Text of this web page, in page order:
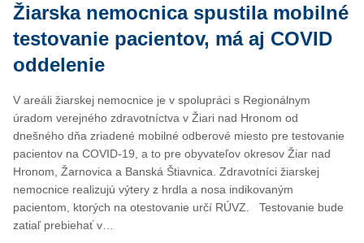
Žiarska nemocnica spustila mobilné
testovanie pacientov, má aj COVID
oddelenie
V areáli žiarskej nemocnice je v spolupráci s Regionálnym
úradom verejného zdravotníctva v Žiari nad Hronom od
dnešného dňa zriadené mobilné odberové miesto pre testovanie
pacientov na COVID-19, a to pre obyvateľov okresov Žiar nad
Hronom, Žarnovica a Banská Štiavnica. Zdravotníci žiarskej
nemocnice realizujú výtery z hrdla a nosa indikovaným
pacientom, ktorých na otestovanie určí RÚVZ. Testovanie bude
zatiaľ prebiehať v…